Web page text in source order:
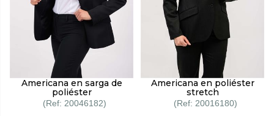
Americana en sarga de
poliéster
20046182
Americana en poliéster
stretch
20016180